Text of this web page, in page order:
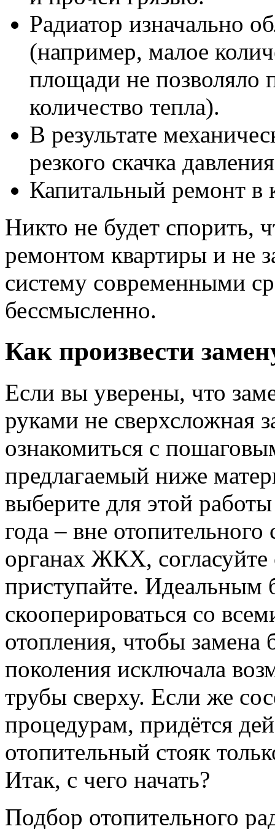
Радиатор изначально
(например, малое
площади не позволяло
количество тепла).
В результате
резкого скачка
Капитальный ремонт в
Никто не будет спорить,
ремонтом квартиры и не
систему современными
бессмысленно.
Как произвести
Если вы уверены, что
руками не сверхсложная
ознакомиться с
предлагаемый ниже
выберите для этой
года – вне
органах ЖКХ, согласуйте
приступайте. Идеальным
скооперироваться со
отопления, чтобы замена
поколения исключала
трубы сверху. Если же
процедурам, придётся
отопительный стояк
Итак, с чего начать?
Подбор отопительного